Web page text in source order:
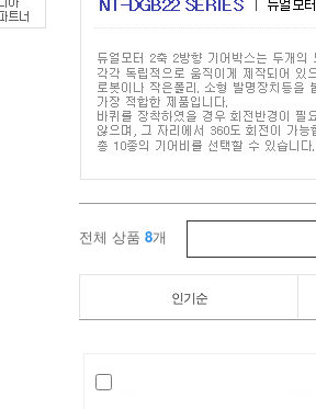
>
전체 상품 8개
인기순